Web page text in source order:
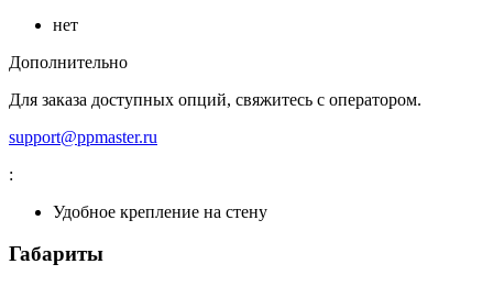
нет
Дополнительно
Для заказа доступных опций, свяжитесь с оператором.
support@ppmaster.ru
:
Удобное крепление на стену
Габариты